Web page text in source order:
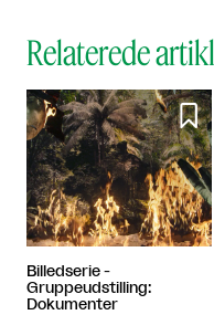
Relaterede

Billedserie -
Gruppeudstilling:
Dokumenter